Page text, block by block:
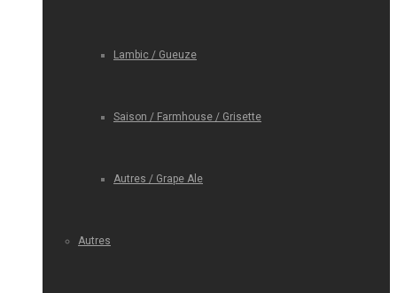
Lambic / Gueuze
Saison / Farmhouse / Grisette
Autres / Grape Ale
Autres